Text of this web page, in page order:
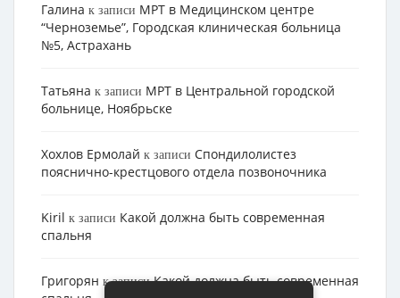
Галина к записи МРТ в Медицинском центре
“Черноземье”, Городская клиническая больница
№5, Астрахань
Татьяна к записи МРТ в Центральной городской
больнице, Ноябрьске
Хохлов Ермолай к записи Cпондилолистез
пояснично-крестцового отдела позвоночника
Kiril к записи Какой должна быть современная
спальня
Григорян к записиКакой должна быть современная